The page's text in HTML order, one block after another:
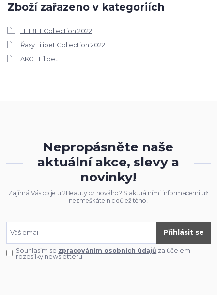
Zboží zařazeno v kategoriích
LILIBET Collection 2022
Řasy Lilibet Collection 2022
AKCE Lilibet
Nepropásněte naše
aktuální akce, slevy a
novinky!
Zajímá Vás co je u 2Beauty.cz nového? S aktuálními informacemi už
nezmeškáte nic důležitého!
Přihlásit se
Souhlasím se zpracováním osobních údajů za účelem
rozesílky newsletteru.